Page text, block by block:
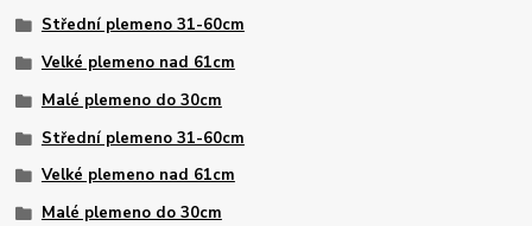
Střední plemeno 31-60cm
Velké plemeno nad 61cm
Malé plemeno do 30cm
Střední plemeno 31-60cm
Velké plemeno nad 61cm
Malé plemeno do 30cm